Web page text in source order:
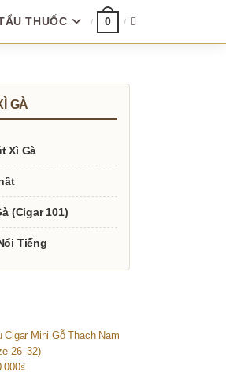
THUỐC 0 TOGGLE
GÀ
Xì Gà
(Cigar 101)
Tiếng
Cigar Mini Gỗ Thạch Nam
26–32)
₫